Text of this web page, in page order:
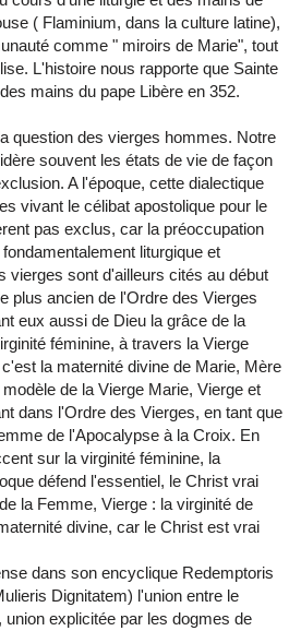
( Flaminium, dans la culture latine),
comme " miroirs de Marie", tout
L'histoire nous rapporte que Sainte
mains du pape Libère en 352.
question des vierges hommes. Notre
souvent les états de vie de façon
A l'époque, cette dialectique
vivant le célibat apostolique pour le
pas exclus, car la préoccupation
liturgique et
vierges sont d'ailleurs cités au début
plus ancien de l'Ordre des Vierges
eux aussi de Dieu la grâce de la
féminine, à travers la Vierge
la maternité divine de Marie, Mère
de la Vierge Marie, Vierge et
dans l'Ordre des Vierges, en tant que
de l'Apocalypse à la Croix. En
sur la virginité féminine, la
défend l'essentiel, le Christ vrai
la Femme, Vierge : la virginité de
divine, car le Christ est vrai
dans son encyclique Redemptoris
Dignitatem) l'union entre le
explicitée par les dogmes de